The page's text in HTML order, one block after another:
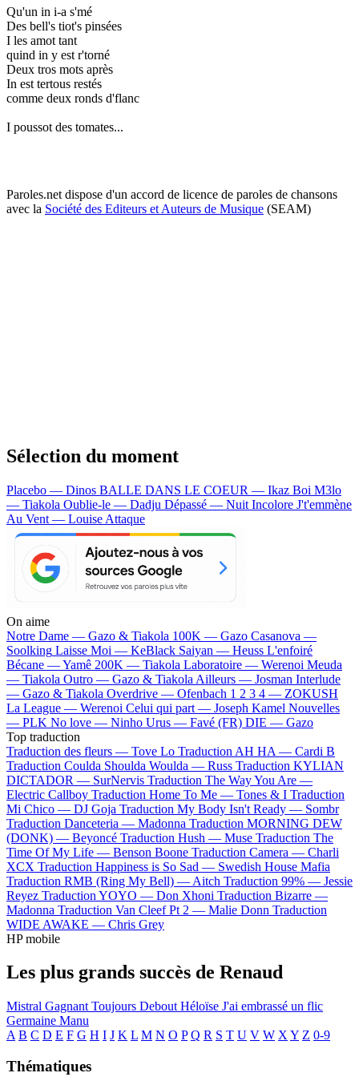
Qu'un in i-a s'mé
Des bell's tiot's pinsées
I les amot tant
quind in y est r'torné
Deux tros mots après
In est tertous restés
comme deux ronds d'flanc
I poussot des tomates...
Paroles.net dispose d'un accord de licence de paroles de chansons
avec la Société des Editeurs et Auteurs de Musique (SEAM)
Sélection du moment
Placebo — Dinos BALLE DANS LE COEUR — Ikaz Boi M3lo
— Tiakola Oublie-le — Dadju Dépassé — Nuit Incolore J't'emmène
Au Vent — Louise Attaque
On aime
Notre Dame — Gazo & Tiakola 100K — Gazo Casanova —
Soolking Laisse Moi — KeBlack Saiyan — Heuss L'enfoiré
Bécane —Yamê 200K — Tiakola Laboratoire — Werenoi Meuda
— Tiakola Outro — Gazo & Tiakola Ailleurs — Josman Interlude
— Gazo & Tiakola Overdrive — Ofenbach 1 2 3 4 — ZOKUSH
La League — Werenoi Celui qui part — Joseph Kamel Nouvelles
— PLK No love — Ninho Urus — Favé (FR) DIE — Gazo
Top traduction
Traduction des fleurs — Tove Lo Traduction AH HA — Cardi B
Traduction Coulda Shoulda Woulda — Russ Traduction KYLIAN
DICTADOR — SurNervis Traduction The Way You Are —
Electric Callboy Traduction Home To Me — Tones & I Traduction
Mi Chico — DJ Goja Traduction My Body Isn't Ready — Sombr
Traduction Danceteria — Madonna Traduction MORNING DEW
(DONK) — Beyoncé Traduction Hush — Muse Traduction The
Time Of My Life — Benson Boone Traduction Camera — Charli
XCX Traduction Happiness is So Sad — Swedish House Mafia
Traduction RMB (Ring My Bell) — Aitch Traduction 99% — Jessie
Reyez Traduction YOYO — Don Xhoni Traduction Bizarre —
Madonna Traduction Van Cleef Pt 2 — Malie Donn Traduction
WIDE AWAKE — Chris Grey
HP mobile
Les plus grands succès de Renaud
Mistral Gagnant Toujours Debout Héloïse J'ai embrassé un flic
Germaine Manu
A B C D E F G H I J K L M N O P Q R S T U V W X Y Z 0-9
Thématiques